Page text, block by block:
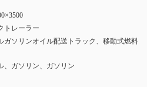
トレーラー
ガソリンオイル配送トラック、移動式燃料
、ガソリン、ガソリン